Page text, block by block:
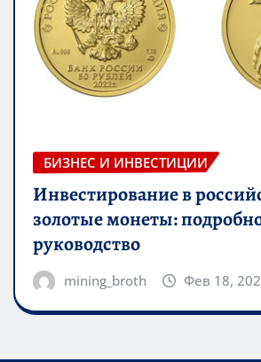
БИЗНЕС И ИНВЕСТИЦИИ
Инвестирование в
золотые монеты:
руководство
mining_broth Фев 18,